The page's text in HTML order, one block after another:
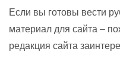
Если вы готовы вести
материал для сайта –
редакция сайта